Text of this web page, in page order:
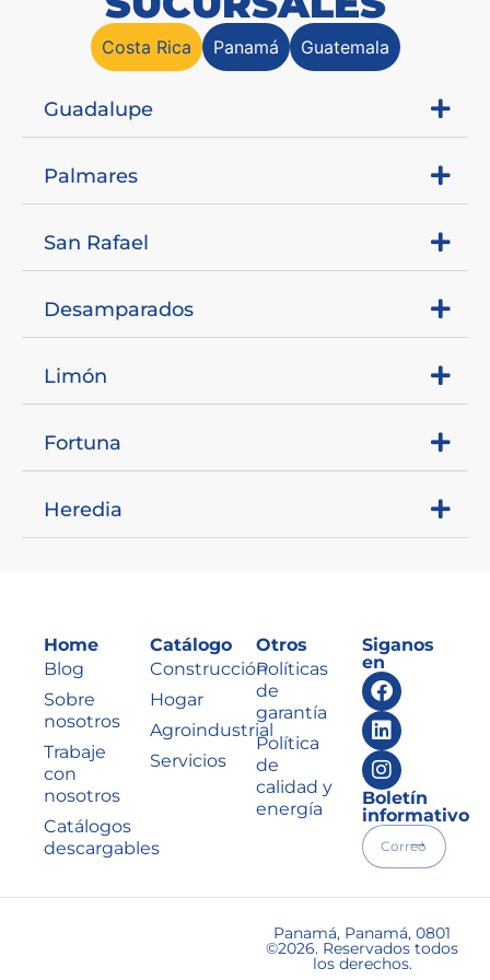
Costa Rica Panamá Guatemala
Guadalupe
Palmares
San Rafael
Desamparados
Limón
Fortuna
Heredia
Home
Blog
Sobre
nosotros
Trabaje
con
nosotros
Catálogos
descargables
Catálogo
Construcción
Hogar
Agroindustrial
Servicios
Otros
Políticas
de
garantía
Política
de
calidad y
energía
Siganos
en
Boletín
informativo
Panamá, Panamá, 0801
©2026. Reservados todos
los derechos.